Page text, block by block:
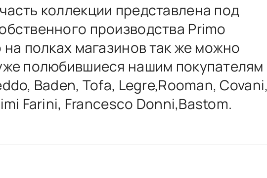
коллекции представлена под
производства Primo
на полках магазинов так же можно
полюбившиеся нашим покупателям
Baden, Tofa, Legre,Rooman, Covani,
Farini, Francesco Donni,Bastom.